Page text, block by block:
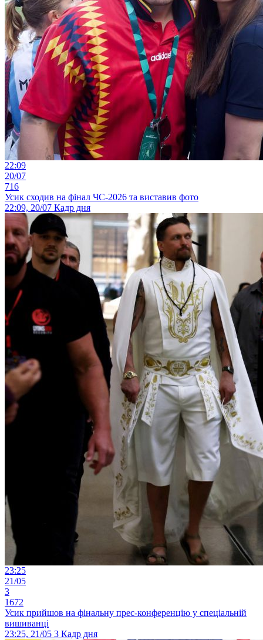
22:09
20/07
716
Усик сходив на фінал ЧС-2026 та виставив фото
22:09, 20/07 Кадр дня
23:25
21/05
3
1672
Усик прийшов на фінальну прес-конференцію у спеціальній
вишиванці
23:25, 21/05 3 Кадр дня